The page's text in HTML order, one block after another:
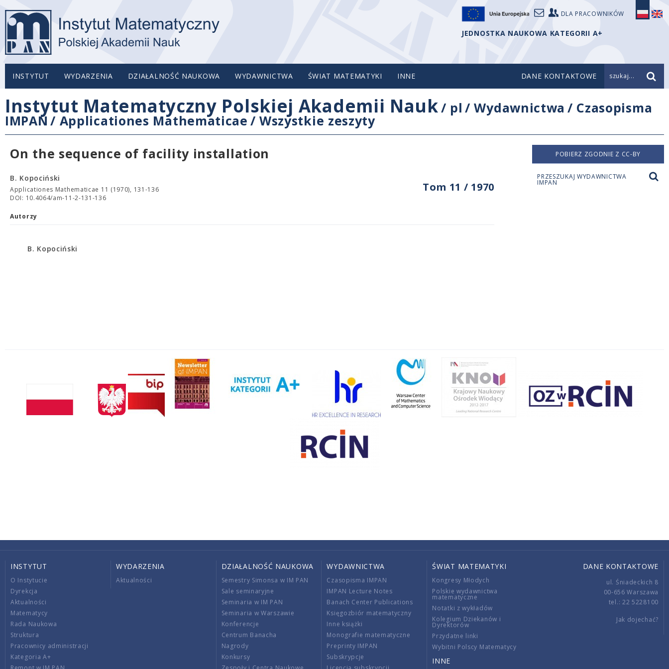
DLA PRACOWNIKÓW
JEDNOSTKA NAUKOWA KATEGORII A+
INSTYTUT WYDARZENIA DZIAŁALNOŚĆ NAUKOWA WYDAWNICTWA ŚWIAT MATEMATYKI INNE DANE KONTAKTOWE szukaj...
Instytut Matematyczny Polskiej Akademii Nauk/ pl /Wydawnictwa / Czasopisma
IMPAN / Applicationes Mathematicae / Wszystkie zeszyty
On the sequence of facility installation
Tom 11 / 1970
B. Kopociński
Applicationes Mathematicae 11 (1970), 131-136
DOI: 10.4064/am-11-2-131-136
Autorzy
B. Kopociński
POBIERZ ZGODNIE Z CC-BY
PRZESZUKAJ WYDAWNICTWA
IMPAN
INSTYTUT
O Instytucie
Dyrekcja
Aktualności
Matematycy
Rada Naukowa
Struktura
Pracownicy administracji
Kategoria A+
WYDARZENIA
Aktualności
DZIAŁALNOŚĆ NAUKOWA
Semestry Simonsa w IM PAN
Sale seminaryjne
Seminaria w IM PAN
Seminaria w Warszawie
Konferencje
Centrum Banacha
Nagrody
Konkursy
WYDAWNICTWA
Czasopisma IMPAN
IMPAN Lecture Notes
Banach Center Publications
Księgozbiór matematyczny
Inne książki
Monografie matematyczne
Preprinty IMPAN
Subskrypcje
ŚWIAT MATEMATYKI
Kongresy Młodych
Polskie wydawnictwa
matematyczne
Notatki z wykładów
Kolegium Dziekanów i
Dyrektorów
Przydatne linki
Wybitni Polscy Matematycy
INNE
DANE KONTAKTOWE
ul. Śniadeckich 8
00-656 Warszawa
tel.: 22 5228100
Jak dojechać?